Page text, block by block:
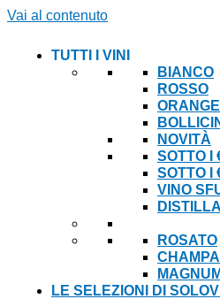
Vai al contenuto
TUTTI I VINI
BIANCO
ROSSO
ORANGE
NOVITÀ
SOTTO I
SOTTO I
VINO
ROSATO
MAGNUM
LE SELEZIONI DI